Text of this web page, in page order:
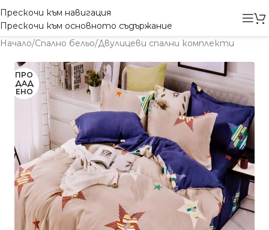
Прескочи към навигация
Прескочи към основното съдържание
Начало/Спално бельо/Двулицеви спални комплекти
ПРО
ДАД
ЕНО